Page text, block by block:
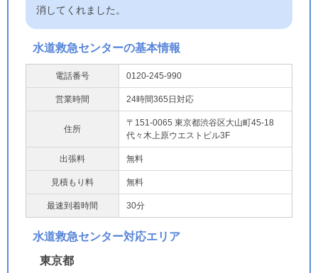
消してくれました。
水道救急センターの基本情報
電話番号 0120-245-990
営業時間 24時間365日対応
住所
〒151-0065 東京都渋谷区大山町45-18
代々木上原ウエストビル3F
出張料 無料
見積もり料 無料
最速到着時間 30分
水道救急センター対応エリア
東京都